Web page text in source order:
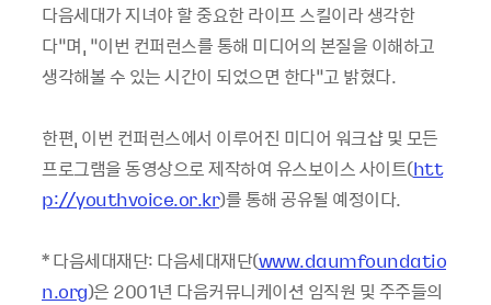
다음세대가 지녀야 할 중요한 라이프 스킬이라 생각한
다”며, “이번 컨퍼런스를 통해 미디어의 본질을 이해하고
생각해볼 수 있는 시간이 되었으면 한다”고 밝혔다.
한편, 이번 컨퍼런스에서 이루어진 미디어 워크샵 및 모든
프로그램을 동영상으로 제작하여 유스보이스 사이트(htt
p://youthvoice.or.kr)를 통해 공유될 예정이다.
* 다음세대재단: 다음세대재단(www.daumfoundatio
n.org)은 2001년 다음커뮤니케이션 임직원 및 주주들의